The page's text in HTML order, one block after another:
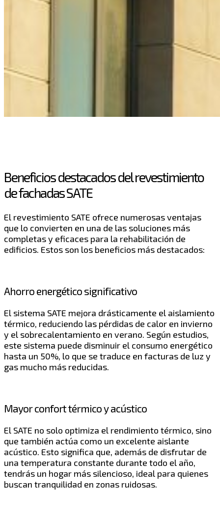
Beneficios destacados del revestimiento
de fachadas SATE
El revestimiento SATE ofrece numerosas ventajas
que lo convierten en una de las soluciones más
completas y eficaces para la rehabilitación de
edificios. Estos son los beneficios más destacados:
Ahorro energético significativo
El sistema SATE mejora drásticamente el aislamiento
térmico, reduciendo las pérdidas de calor en invierno
y el sobrecalentamiento en verano. Según estudios,
este sistema puede disminuir el consumo energético
hasta un 50%, lo que se traduce en facturas de luz y
gas mucho más reducidas.
Mayor confort térmico y acústico
El SATE no solo optimiza el rendimiento térmico, sino
que también actúa como un excelente aislante
acústico. Esto significa que, además de disfrutar de
una temperatura constante durante todo el año,
tendrás un hogar más silencioso, ideal para quienes
buscan tranquilidad en zonas ruidosas.